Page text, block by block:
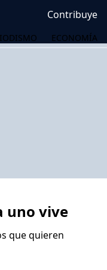
Contribuye
ECONOMÍA
uno vive
que quieren